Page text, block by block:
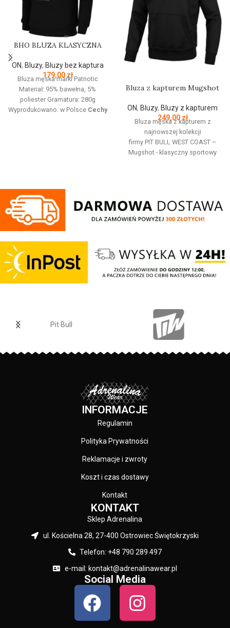
BHO BLUZA KLASYCZNA
ON, Bluzy, Bluzy bez kaptura
179,00 zł
Bluza męska marki Patriotic
Materiał: 95% bawełna, 5%
poliester Gramatura: 280g
Wyprodukowano: w Polsce Cechy
brandu.
Bluza z kapturem Mugshot
ON, Bluzy, Bluzy z kapturem
249,00 zł
Bluza męska z kapturem z
najnowszej kolekcji
firmy PIT BULL WEST COAST –
Mugshot - klasyczny sportowy
szczotkowana i przyjemna w
dotyku - mocne żebrowane
metalowym wykończeniem -
ściągacze rękawów posiadają
otwory na kciuki - lamówka przy
przednia kieszeń typu kangurka -
wysokiej jakości nieścieralne
nadruki wykonane specjalistyczną
PRODUCENT:
KOLOR:
Pit Bull
INFORMACJE
Regulamin
Polityka Prywatności
Reklamacje i zwroty
Koszt i czas dostawy
Kontakt
KONTAKT
Sklep Adrenalina
ul. Kościelna 28, 27-400 Ostrowiec Świętokrzyski
Telefon: +48 790 289 497
e-mail: kontakt@adrenalinawear.pl
Social Media